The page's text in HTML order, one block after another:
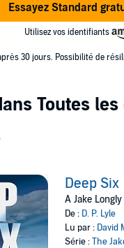
Essayez Standard
Utilisez vos identifiants
30 jours. Possibilité de
Toutes
Deep Six
A Jake
De : D. P. Lyle
Lu par : David
Série :The